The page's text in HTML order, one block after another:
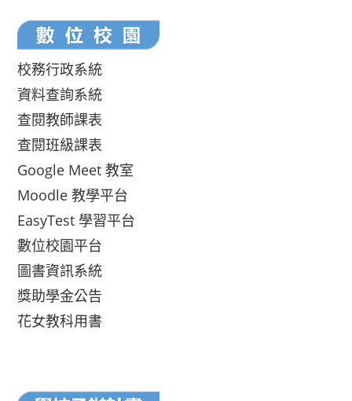
校務行政系統
資料查詢系統
查閱教師課表
查閱班級課表
Google Meet 教室
Moodle 教學平台
EasyTest 學習平台
數位校園平台
圖書資訊系統
獎助學金公告
花女教科用書